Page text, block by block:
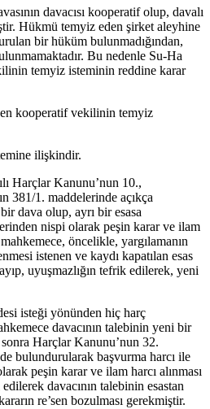
davacısı kooperatif olup, davalı
Hükmü temyiz eden şirket aleyhine
bir hüküm bulunmadığından,
Bu nedenle Su-Ha
temyiz isteminin reddine karar
kooperatif vekilinin temyiz
ilişkindir.
Harçlar Kanunu’nun 10.,
381/1. maddelerinde açıkça
dava olup, ayrı bir esasa
nispi olarak peşin karar ve ilam
öncelikle, yargılamanın
istenen ve kaydı kapatılan esas
uyuşmazlığın tefrik edilerek, yeni
isteği yönünden hiç harç
davacının talebinin yeni bir
Harçlar Kanunu’nun 32.
bulundurularak başvurma harcı ile
peşin karar ve ilam harcı alınması
davacının talebinin esastan
re’sen bozulması gerekmiştir.